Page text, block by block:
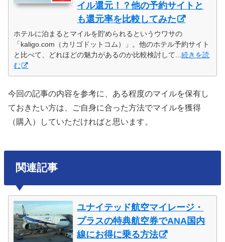
イル還元！？他の予約サイトと
も還元率を比較してみた
ホテルに泊まるとマイルを貯められるというウワサの
「kaligo.com（カリゴドットコム）」。他のホテル予約サイト
と比べて、どれほどの魅力があるのか比較検討して...続きを読
む
今回の記事の内容を参考に、ある程度のマイルを保有し
ておきたい方は、ご自身に合った方法でマイルを獲得
（購入）していただければと思います。
関連記事
ユナイテッド航空マイレージ・
プラスの特典航空券でANA国内
線にお得に乗る方法